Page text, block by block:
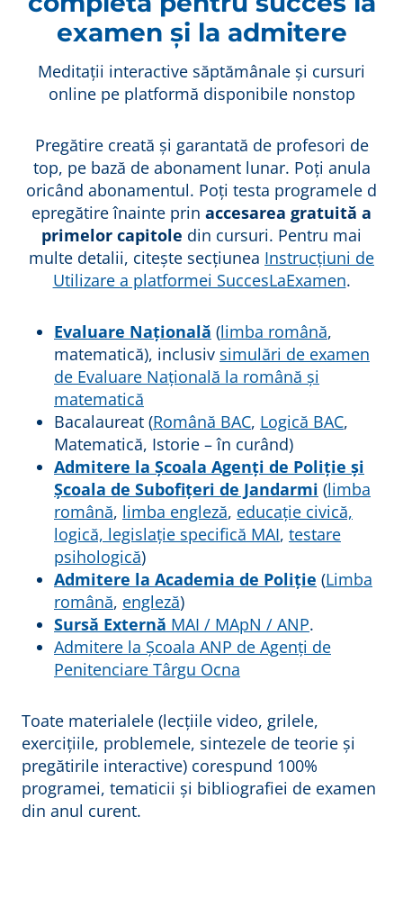
examen și la admitere
Meditații interactive săptămânale și cursuri
online pe platformă disponibile nonstop
Pregătire creată și garantată de profesori de
top, pe bază de abonament lunar. Poți anula
oricând abonamentul. Poți testa programele d
epregătire înainte prin accesarea gratuită a
primelor capitole din cursuri. Pentru mai
multe detalii, citește secțiunea Instrucțiuni de
Utilizare a platformei SuccesLaExamen.
Evaluare Națională (limba română,
matematică), inclusiv simulări de examen
de Evaluare Națională la română și
matematică
Bacalaureat (Română BAC, Logică BAC,
Matematică, Istorie – în curând)
Admitere la Școala Agenți de Poliție și
Școala de Subofițeri de Jandarmi (limba
română, limba engleză, educație civică,
logică, legislație specifică MAI, testare
psihologică)
Admitere la Academia de Poliție (Limba
română, engleză)
Sursă Externă MAI / MApN / ANP.
Admitere la Școala ANP de Agenți de
Penitenciare Târgu Ocna
Toate materialele (lecțiile video, grilele,
exercițiile, problemele, sintezele de teorie și
pregătirile interactive) corespund 100%
programei, tematicii și bibliografiei de examen
din anul curent.